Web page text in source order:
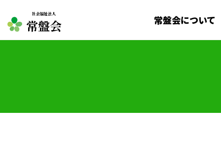
社会福祉法人
常盤会 常盤会について